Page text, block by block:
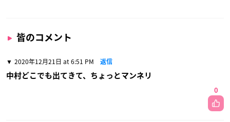
皆のコメント
2020年12月21日 at 6:51 PM 返信
中村どこでも出てきて、ちょっとマンネリ
0